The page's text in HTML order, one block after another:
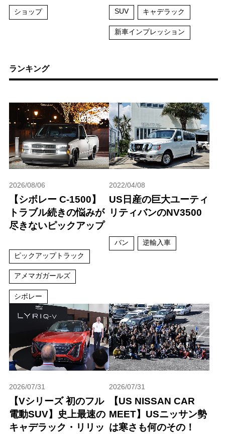
ショップ SUV キャデラック
新車インプレッション
ランキング
2026/08/06
【シボレー C-1500】
トラブル続きの悩みが
尽きないピックアップ
ピックアップトラック
アメマガガールズ
シボレー
2022/04/08
US日産の巨大ユーティ
リティバンのNV3500
バン 逆輸入車
2026/07/31
【Vシリーズ 初のフル
電動SUV】史上最速の
キャデラック・リリッ
2026/07/31
【US NISSAN CAR
MEET】USニッサン勢
は寒さも何のその！